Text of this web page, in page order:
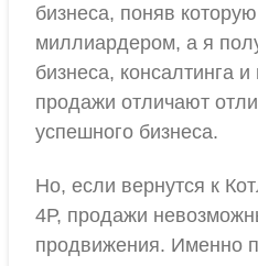
бизнеса, поняв
миллиардером, а я
бизнеса, консалтинга
продажи отличают
успешного бизнеса.
Но, если вернутся к
4Р, продажи
продвижения. Именно